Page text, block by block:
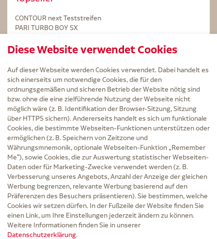
CONTOUR next Teststreifen
PARI TURBO BOY SX
Kintex Kinesiologie Tape blau
Service
Versand und Lieferzeit
Kontakt
FAQ
AGB
Cookie-Einstellungen
Datenschutz
Erklärung zur Barrierefreiheit
Widerruf
Impressum
Zu Risiken und Nebenwirkungen lesen Sie die Packungsbeilage und fragen Sie
Ihre Ärztin, Ihren Arzt oder in der Apotheke.
Diese Website verwendet Cookies
Auf dieser Webseite werden Cookies verwendet. Dabei handelt es
sich einerseits um notwendige Cookies, die für den
ordnungsgemäßen und sicheren Betrieb der Website nötig sind
bzw. ohne die eine zielführende Nutzung der Webseite nicht
möglich wäre (z. B. Identifikation der Browser-Sitzung, Sitzung
über HTTPS sichern). Andererseits handelt es sich um funktionale
Cookies, die bestimmte Webseiten-Funktionen unterstützen oder
ermöglichen (z. B. Speichern von Zeitzone und
Währungsmnemonik, optionale Webseiten-Funktion „Remember
Me“), sowie Cookies, die zur Auswertung statistischer Webseiten-
Daten oder für Marketing-Zwecke verwendet werden (z. B.
Verbesserung unseres Angebots, Anzahl der Anzeige der gleichen
Werbung begrenzen, relevante Werbung basierend auf den
Präferenzen des Besuchers präsentieren). Sie bestimmen, welche
Cookies wir setzen dürfen. In der Fußzeile der Website finden Sie
einen Link, um Ihre Einstellungen jederzeit ändern zu können.
Weitere Informationen finden Sie in unserer
Datenschutzerklärung.